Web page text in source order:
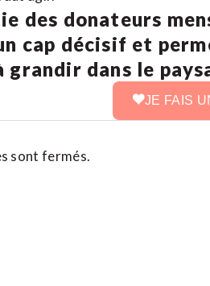
des donateurs
cap décisif et
grandir dans le
JE FAIS
sont fermés.